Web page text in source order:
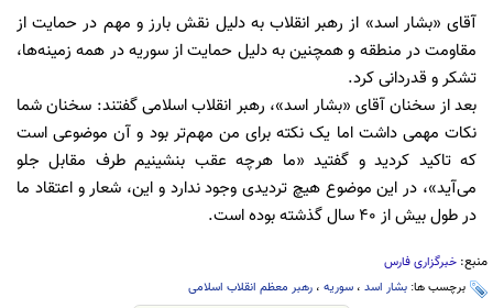
آقای «بشار اسد» از رهبر انقلاب به دلیل نقش بارز و مهم در حمایت از
مقاومت در منطقه و همچنین به دلیل حمایت از سوریه در همه زمینه‌ها،
تشکر و قدردانی کرد.
بعد از سخنان آقای «بشار اسد»، رهبر انقلاب اسلامی گفتند: سخنان شما
نکات مهمی داشت اما یک نکته برای من مهم‌تر بود و آن موضوعی است
که تاکید کردید و گفتید «ما هرچه عقب بنشینیم طرف مقابل جلو
می‌آید»، در این موضوع هیچ تردیدی وجود ندارد و این، شعار و اعتقاد ما
در طول بیش از ۴۰ سال گذشته بوده است.
منبع: خبرگزاری فارس
برچسب ها: بشار اسد ، سوریه ، رهبر معظم انقلاب اسلامی